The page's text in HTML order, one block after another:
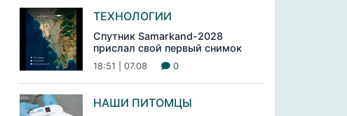
ТЕХНОЛОГИИ
Спутник Samarkand-2028
прислал свой первый снимок
18:51 | 07.08 0
НАШИ ПИТОМЦЫ